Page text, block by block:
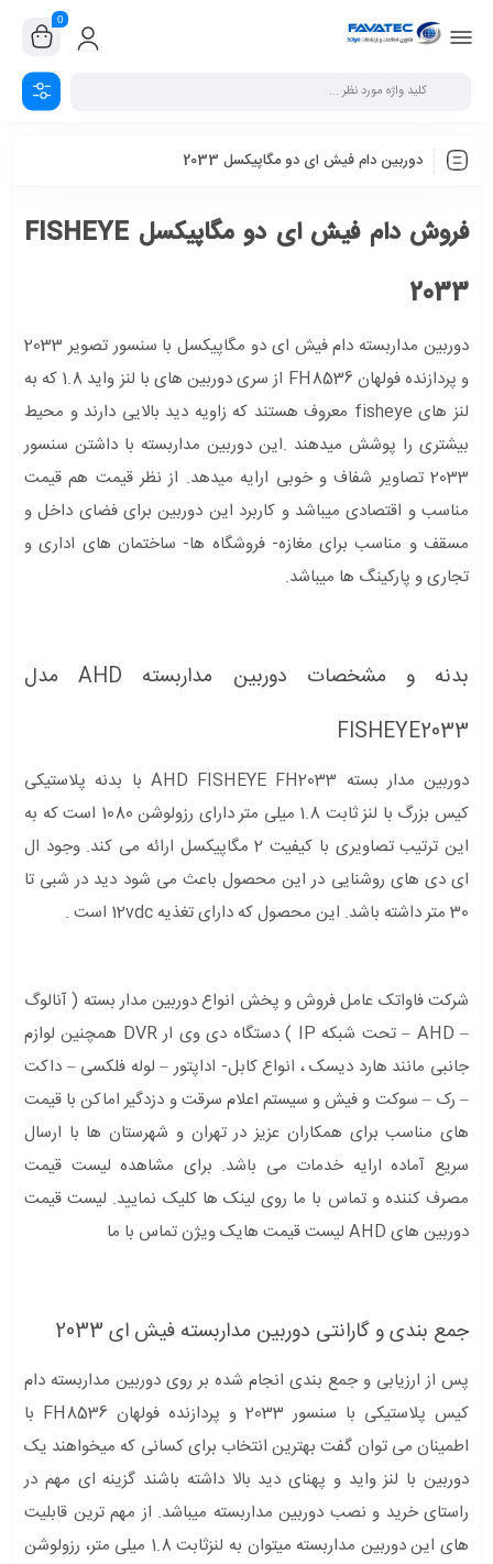
0
دوربین دام فیش ای دو مگاپیکسل 2033
فروش دام فیش ای دو مگاپیکسل FISHEYE
2033
دوربین مداربسته دام فیش ای دو مگاپیکسل با سنسور تصویر 2033
و پردازنده فولهان FH8536 از سری دوربین های با لنز واید 1.8 که به
لنز های fisheye معروف هستند که زاویه دید بالایی دارند و محیط
بیشتری را پوشش میدهند .این دوربین مداربسته با داشتن سنسور
2033 تصاویر شفاف و خوبی ارایه میدهد. از نظر قیمت هم قیمت
مناسب و اقتصادی میباشد و کاربرد این دوربین برای فضای داخل و
مسقف و مناسب برای مغازه- فروشگاه ها- ساختمان های اداری و
تجاری و پارکینگ ها میباشد.
بدنه و مشخصات دوربین مداربسته AHD مدل
FISHEYE2033
دوربین مدار بسته AHD FISHEYE FH2033 با بدنه پلاستیکی
کیس بزرگ با لنز ثابت 1.8 میلی متر دارای رزولوشن 1080 است که به
این ترتیب تصاویری با کیفیت 2 مگاپیکسل ارائه می کند. وجود ال
ای دی های روشنایی در این محصول باعث می شود دید در شبی تا
30 متر داشته باشد. این محصول که دارای تغذیه 12vdc است .
شرکت فاواتک عامل فروش و پخش انواع دوربین مدار بسته ( آنالوگ
– AHD – تحت شبکه IP ) دستگاه دی وی ار DVR همچنین لوازم
جانبی مانند هارد دیسک ، انواع کابل- اداپتور – لوله فلکسی – داکت
– رک – سوکت و فیش و سیستم اعلام سرقت و دزدگیر اماکن با قیمت
های مناسب برای همکاران عزیز در تهران و شهرستان ها با ارسال
سریع آماده ارایه خدمات می باشد. برای مشاهده لیست قیمت
مصرف کننده و تماس با ما روی لینک ها کلیک نمایید. لیست قیمت
دوربین های AHD لیست قیمت هایک ویژن تماس با ما
جمع بندی و گارانتی دوربین مداربسته فیش ای 2033
پس از ارزیابی و جمع بندی انجام شده بر روی دوربین مداربسته دام
کیس پلاستیکی با سنسور 2033 و پردازنده فولهان FH8536 با
اطمینان می توان گفت بهترین انتخاب برای کسانی که میخواهند یک
دوربین با لنز واید و پهنای دید بالا داشته باشند گزینه ای مهم در
راستای خرید و نصب دوربین مداربسته میباشد. از مهم ترین قابلیت
های این دوربین مداربسته میتوان به لنزثابت 1.8 میلی متر، رزولوشن